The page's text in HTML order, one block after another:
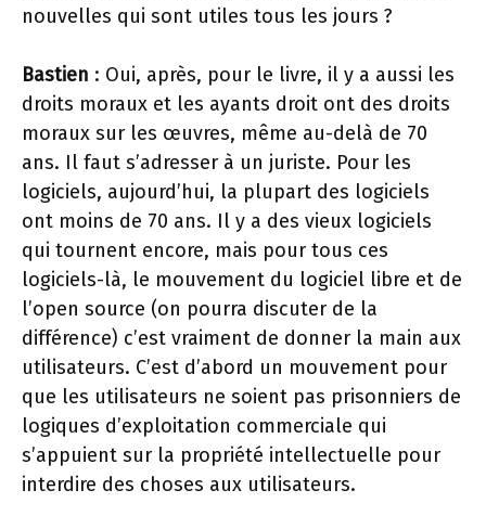
nouvelles qui sont utiles tous les jours ?
Bastien : Oui, après, pour le livre, il y a aussi les
droits moraux et les ayants droit ont des droits
moraux sur les œuvres, même au-delà de 70
ans. Il faut s’adresser à un juriste. Pour les
logiciels, aujourd’hui, la plupart des logiciels
ont moins de 70 ans. Il y a des vieux logiciels
qui tournent encore, mais pour tous ces
logiciels-là, le mouvement du logiciel libre et de
l’open source (on pourra discuter de la
différence) c’est vraiment de donner la main aux
utilisateurs. C’est d’abord un mouvement pour
que les utilisateurs ne soient pas prisonniers de
logiques d’exploitation commerciale qui
s’appuient sur la propriété intellectuelle pour
interdire des choses aux utilisateurs.